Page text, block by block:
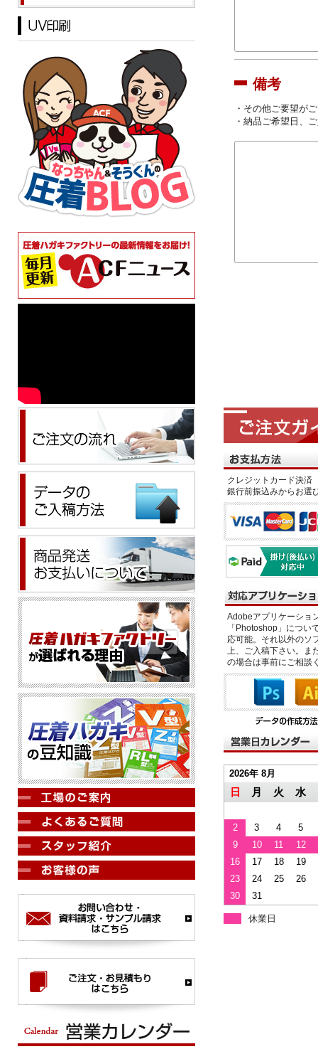
備考
・その他ご要望が
・納品ご希望日、
クレジットカード決
銀行前振込みからお選
Adobeアプリケーショ
「Photoshop」につい
応可能。それ以外のソ
上、ご入稿下さい。ま
の場合は事前にご相談
2026年 8月
日 月 火 水
2 3 4
5
9
10 11
12
16
17 18
19
23
24 25
26
30
31
休業日